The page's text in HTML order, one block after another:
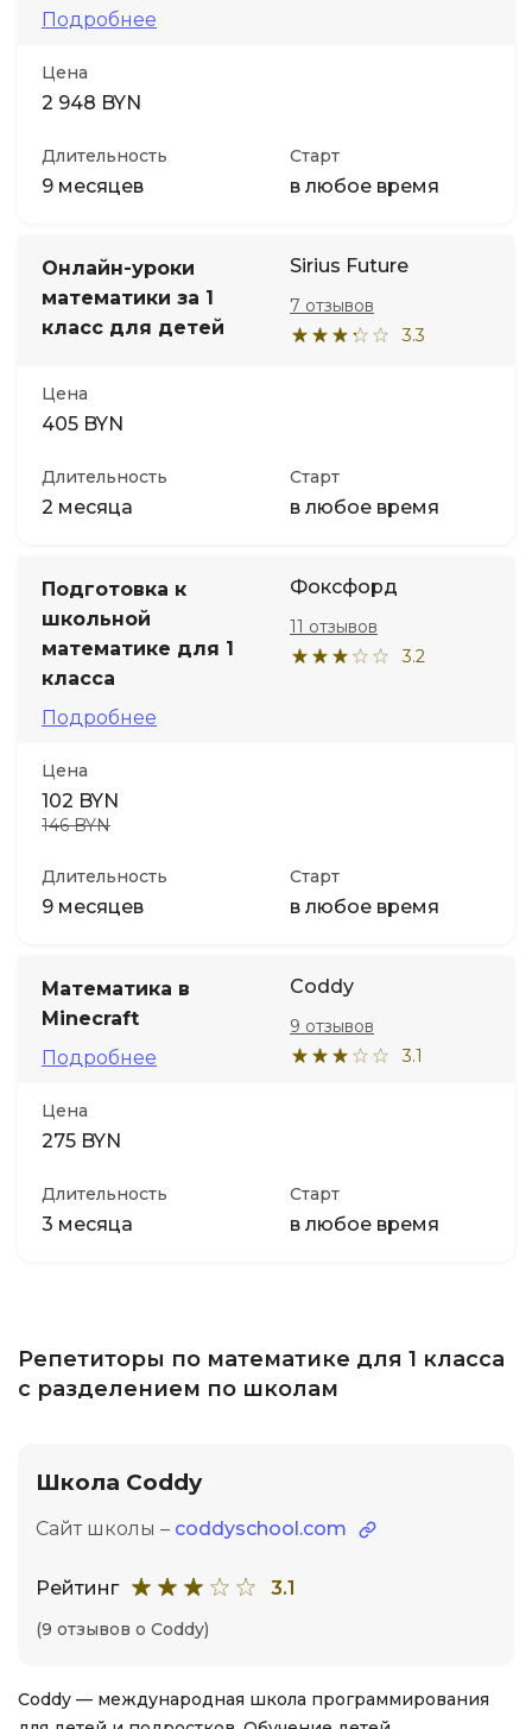
Подробнее
Цена
2 948 BYN
Длительность
9 месяцев
Старт
в любое время
Онлайн-уроки
математики за 1
класс для детей
Sirius Future
3.3
7 отзывов
Цена
405 BYN
Длительность
2 месяца
Старт
в любое время
Подготовка к
школьной
математике для 1
класса
Подробнее
Фоксфорд
3.2
11 отзывов
Цена
102 BYN
146 BYN
Длительность
9 месяцев
Старт
в любое время
Математика в
Minecraft
Подробнее
Coddy
3.1
9 отзывов
Цена
275 BYN
Длительность
3 месяца
Старт
в любое время
Репетиторы по математике для 1 класса
с разделением по школам
Школа Coddy
Сайт школы – coddyschool.com
Рейтинг 3.1
(9 отзывов о Coddy)
Coddy — международная школа программирования